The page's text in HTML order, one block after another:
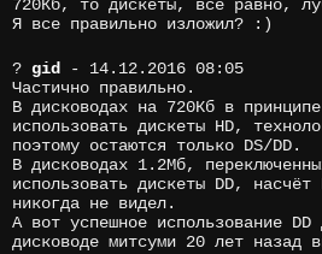
720Кб, то дискеты, все равно,
Я все правильно изложил? :)
? gid
- 14.12.2016 08:05
Частично правильно.
В дисководах на 720Кб в
использовать дискеты HD,
поэтому остаются только DS/DD.
В дисководах 1.2Мб,
использовать дискеты DD,
никогда не видел.
А вот успешное использование
дисководе митсуми 20 лет назад